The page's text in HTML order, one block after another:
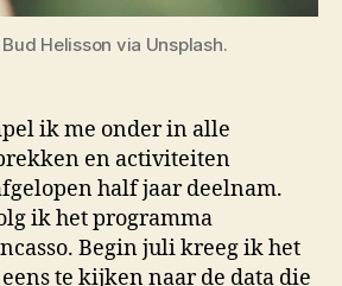
Helisson via Unsplash.
ik me onder in alle
en activiteiten
half jaar deelnam.
ik het programma
Begin juli kreeg ik het
te kijken naar de data die